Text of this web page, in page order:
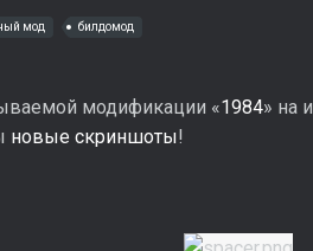
мод билдомод
модификации «1984» на
новые скриншоты!